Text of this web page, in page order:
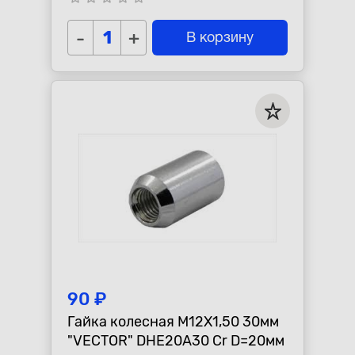
ключ=21мм
- + В корзину
90 ₽
Гайка колесная M12X1,50 30мм
"VECTOR" DHE20A30 Cr D=20мм